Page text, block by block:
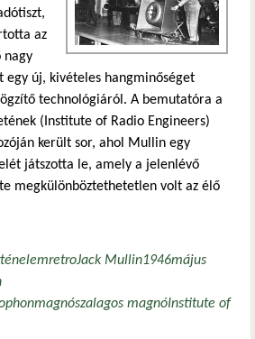
az
nagy
egy új, kivételes hangminőséget
technológiáról. A bemutatóra a
(Institute of Radio Engineers)
került sor, ahol Mullin egy
játszotta le, amely a jelenlévő
megkülönböztethetetlen volt az élő
retroJack Mullin1946május
magnószalagos magnóInstitute of